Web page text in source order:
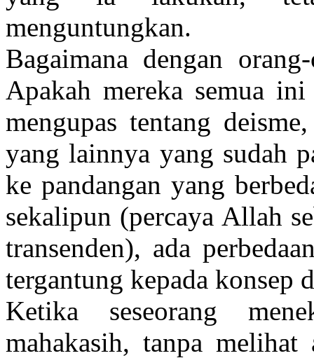
menguntungkan.
Bagaimana dengan
Apakah mereka semua
mengupas tentang
yang lainnya yang sudah
ke pandangan yang
sekalipun (percaya Allah
transenden), ada
tergantung kepada konsep
Ketika seseorang
mahakasih, tanpa